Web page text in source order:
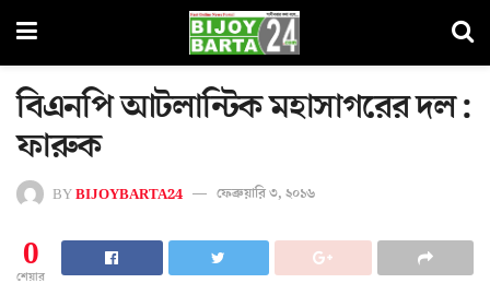
বিএনপি আটলান্টিক মহাসাগরের দল :
ফারুক
BYBIJOYBARTA24 ফেব্রুয়ারি ৩, ২০১৬
0
শেয়ার